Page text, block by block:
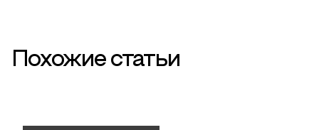
Похожие статьи